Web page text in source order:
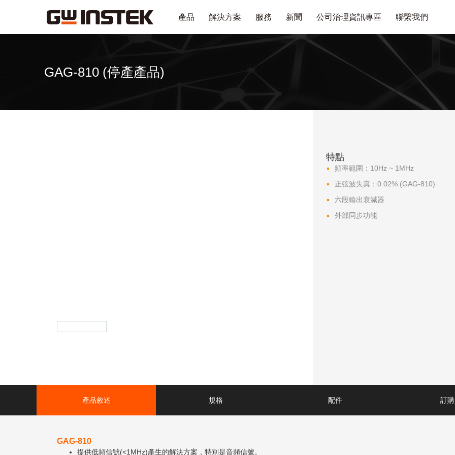
產品 解決方案 服務 新聞 公司治理資訊專區 聯繫我們
GAG-810 (停產產品)
特點
頻率範圍：10Hz ~ 1MHz
正弦波失真：0.02% (GAG-810)
六段輸出衰減器
外部同步功能
產品敘述 規格 配件 訂
GAG-810
提供低頻信號(<1MHz)產生的解決方案，特別是音頻信號。